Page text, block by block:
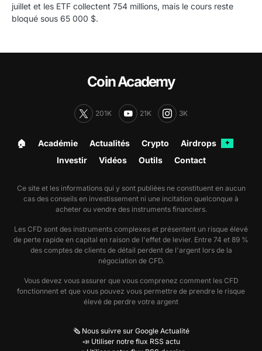
juillet et les ETF collectent 754 millions, mais le cours reste
bloqué sous 65 000 $.
Coin Academy
201K 21K 3K
🏠︎ Académie Actualités Crypto Airdrops ✦
Investir Vidéos Outils Contact
Ce site et les informations qui y sont publiées ne constituent en aucun
cas des conseils en investissement ni une incitation quelconque à
acheter ou vendre des instruments financiers.
Les CFD sont des instruments complexes et présentent un risque élevé
de perte rapide en capital en raison de l'effet de levier. Entre 74 et 89 %
des comptes de clients de détail perdent de l'argent lors de la
négociation de CFD.
Vous devez vous assurer que vous comprenez comment les CFD
fonctionnent et que vous pouvez vous permettre de prendre le risque
élevé de perdre votre argent
🗞️ Nous suivre sur Google Actualité
📣 Utiliser notre flux RSS actu